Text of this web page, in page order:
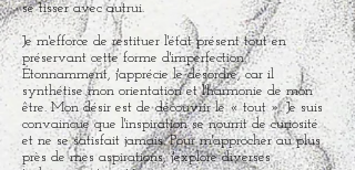
se tisser avec autrui.
Je m'efforce de restituer l'état présent tout en
préservant cette forme d'imperfection.
Étonnamment, j'apprécie le désordre, car il
synthétise mon orientation et l'harmonie de mon
être. Mon désir est de découvrir le « tout ». Je suis
convaincue que l'inspiration se nourrit de curiosité
et ne se satisfait jamais. Pour m'approcher au plus
près de mes aspirations, j'explore diverses